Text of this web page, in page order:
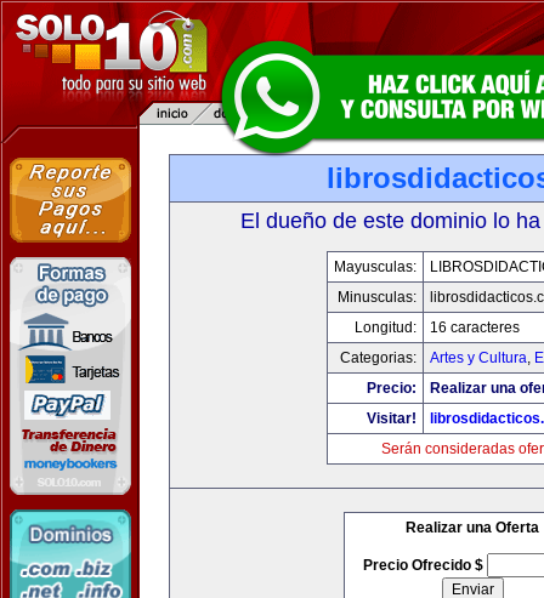
El dueño de este dominio lo
Mayusculas:
Minusculas:
Longitud:
16 caracteres
Categorias:
Artes y Cultura,
Precio:
Realizar una
Visitar!
Serán consideradas
Realizar una Oferta
Precio Ofrecido $